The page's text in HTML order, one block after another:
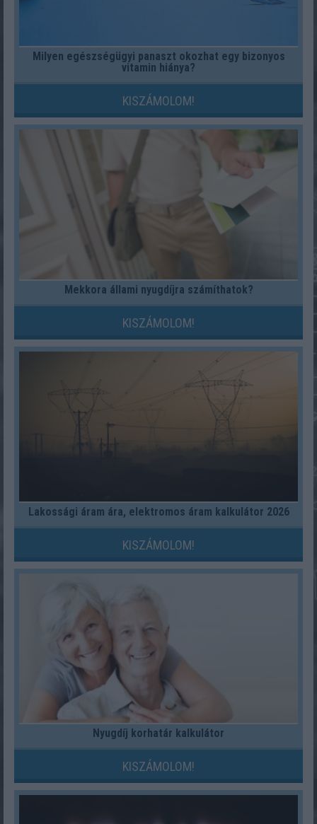
Milyen egészségügyi panaszt okozhat egy bizonyos
vitamin hiánya?
KISZÁMOLOM!
Mekkora állami nyugdíjra számíthatok?
KISZÁMOLOM!
Lakossági áram ára, elektromos áram kalkulátor 2026
KISZÁMOLOM!
Nyugdíj korhatár kalkulátor
KISZÁMOLOM!